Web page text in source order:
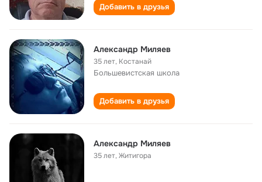
Добавить в друзья
Александр Миляев
35 лет, Костанай
Большевистская школа
Добавить в друзья
Александр Миляев
35 лет,Житигора